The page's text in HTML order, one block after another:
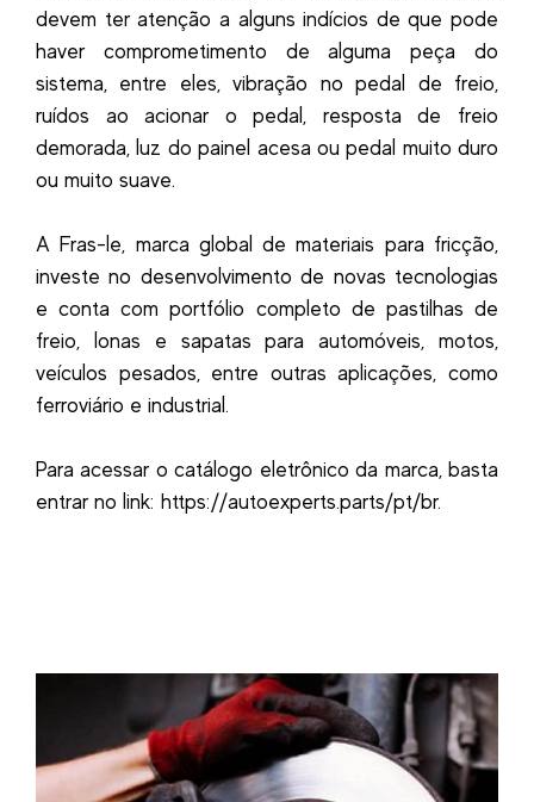
devem ter atenção a alguns indícios de que pode
haver comprometimento de alguma peça do
sistema, entre eles, vibração no pedal de freio,
ruídos ao acionar o pedal, resposta de freio
demorada, luz do painel acesa ou pedal muito duro
ou muito suave.
A Fras-le, marca global de materiais para fricção,
investe no desenvolvimento de novas tecnologias
e conta com portfólio completo de pastilhas de
freio, lonas e sapatas para automóveis, motos,
veículos pesados, entre outras aplicações, como
ferroviário e industrial.
Para acessar o catálogo eletrônico da marca, basta
entrar no link: https://autoexperts.parts/pt/br.